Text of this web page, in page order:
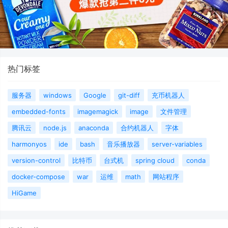
热门标签
服务器 windows Google git-diff
充币机器人
embedded-fonts
imagemagick image
文件管理
腾讯云
node.js anaconda 合约机器人
字体
harmonyos
ide bash 音乐播放器
server-variables
version-control
比特币 台式机 spring cloud
conda
docker-compose
war 运维 math
网站程序
HiGame